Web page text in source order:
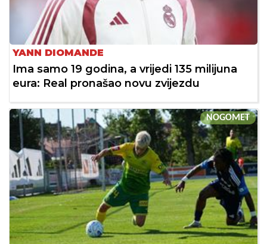
YANN DIOMANDE
Ima samo 19 godina, a vrijedi 135 milijuna
eura: Real pronašao novu zvijezdu
NOGOMET